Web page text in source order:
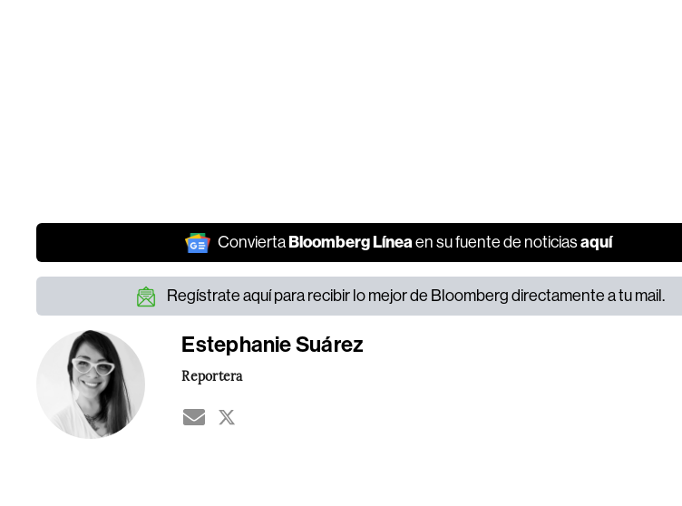
ConviertaBloomberg Líneaen su fuente de noticiasaquí
Regístrate aquí para recibir lo mejor de Bloomberg directamente a tu mail.
Estephanie Suárez
Reportera